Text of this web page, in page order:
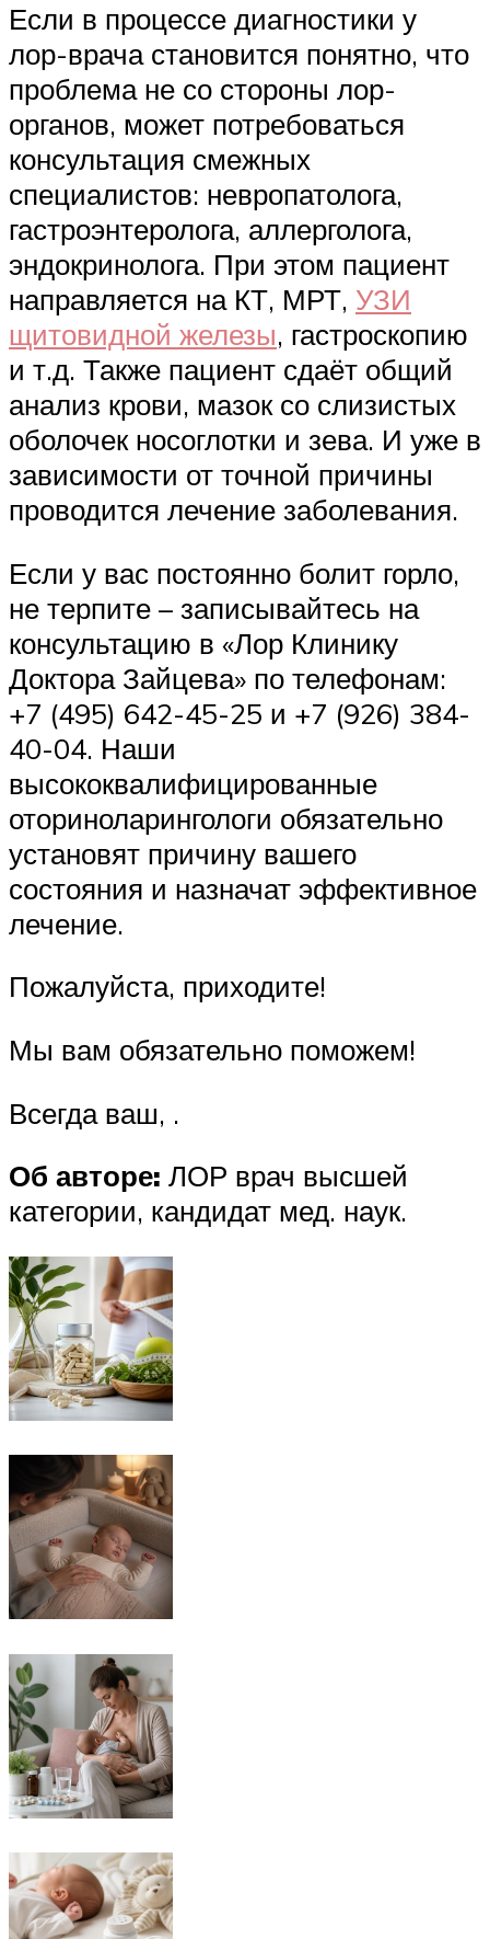
Если в процессе диагностики у
лор-врача становится понятно, что
проблема не со стороны лор-
органов, может потребоваться
консультация смежных
специалистов: невропатолога,
гастроэнтеролога, аллерголога,
эндокринолога. При этом пациент
направляется на КТ, МРТ, УЗИ
щитовидной железы, гастроскопию
и т.д. Также пациент сдаёт общий
анализ крови, мазок со слизистых
оболочек носоглотки и зева. И уже в
зависимости от точной причины
проводится лечение заболевания.
Если у вас постоянно болит горло,
не терпите – записывайтесь на
консультацию в «Лор Клинику
Доктора Зайцева» по телефонам:
+7 (495) 642-45-25 и +7 (926) 384-
40-04. Наши
высококвалифицированные
оториноларингологи обязательно
установят причину вашего
состояния и назначат эффективное
лечение.
Пожалуйста, приходите!
Мы вам обязательно поможем!
Всегда ваш, .
Об авторе: ЛОР врач высшей
категории, кандидат мед. наук.